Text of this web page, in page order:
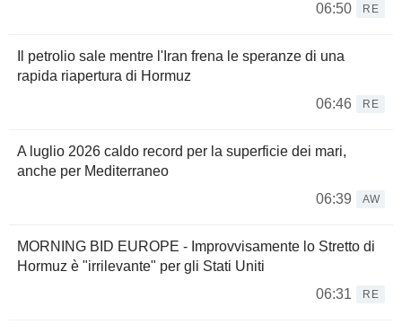
06:50
RE
Il petrolio sale mentre l'Iran frena le speranze di una
rapida riapertura di Hormuz
06:46
RE
A luglio 2026 caldo record per la superficie dei mari,
anche per Mediterraneo
06:39
AW
MORNING BID EUROPE - Improvvisamente lo Stretto di
Hormuz è "irrilevante" per gli Stati Uniti
06:31
RE